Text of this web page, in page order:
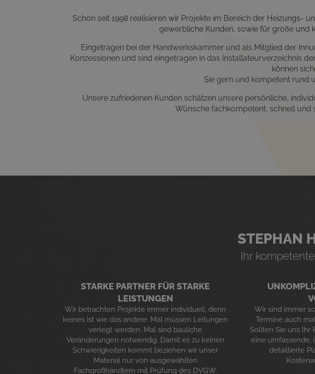
Schon seit 1998 realisieren wir Projekte im Bereich der Heizungs-
gewerbliche Kunden, sowie für große und
Eingetragen bei der Handwerkskammer und als Mitglied der
Konzessionen und sind eingetragen in das Installateurverzeichnis
können
Sie gern und kompetent rund
Unsere zufriedenen Kunden schätzen unsere persönliche,
Wünsche fachkompetent, schnell und
STEPHAN
Ihr
STARKE PARTNER FÜR STARKE
LEISTUNGEN
Wir betrachten Projekte immer individuell, denn
keines ist wie das andere. Mal müssen Leitungen
verlegt werden. Mal sind bauliche
Veränderungen notwendig. Damit es zu keinen
Schwierigkeiten kommt beziehen wir unser
Material nur von ausgewählten
Fachgroßhändlern mit Prüfung des DVGW.
Wir sind immer
Termine auch
Sollten Sie uns Ihr
eine umfassende,
detaillierte